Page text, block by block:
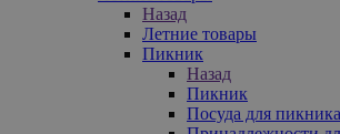
Назад
Летние товары
Пикник
Назад
Пикник
Посуда для пикника